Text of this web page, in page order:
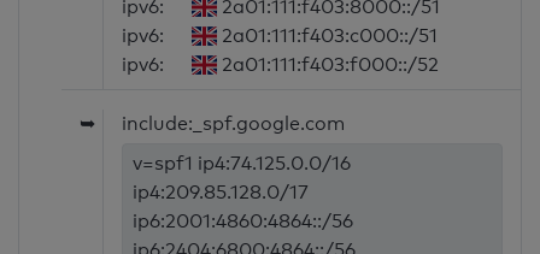
ipv6:
2a01:111:f403:8000::/51
ipv6:
2a01:111:f403:c000::/51
ipv6:
2a01:111:f403:f000::/52
➥
include:_spf.google.com
v=spf1 ip4:74.125.0.0/16
ip4:209.85.128.0/17
ip6:2001:4860:4864::/56